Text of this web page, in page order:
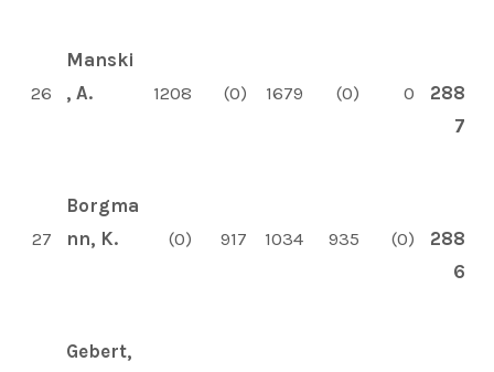
26
Manski
, A.
1208 (0) 1679 (0) 0
288
7
27
Borgma
nn, K.
(0) 917 1034 935 (0)
288
6
Gebert,